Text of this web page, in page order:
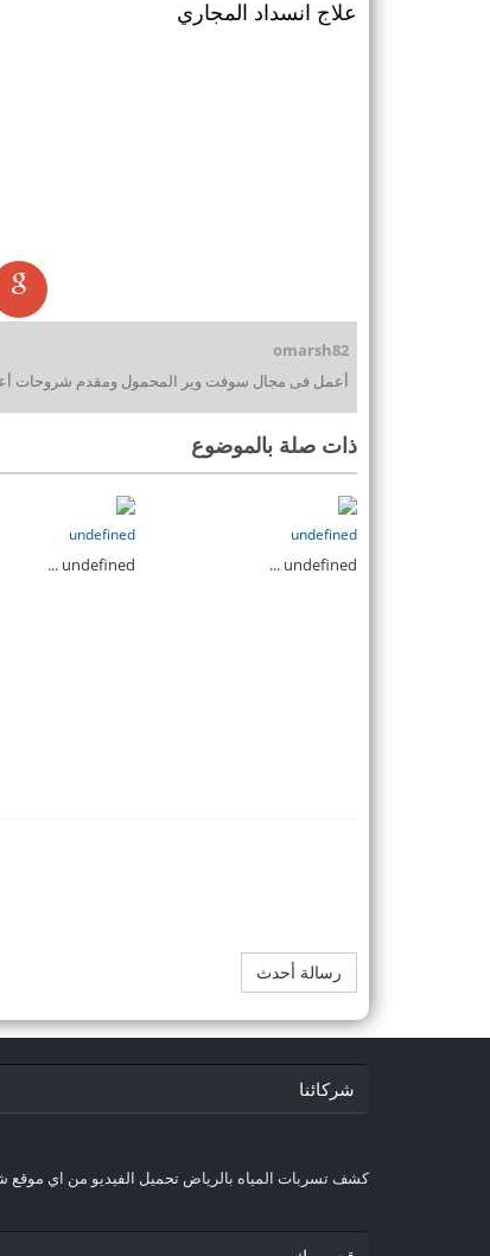
علاج انسداد المجاري
omarsh82
أعمل فى مجال سوفت وير المحمول ومقدم شروحات
ذات صلة بالموضوع
undefined
undefined ...
undefined
undefined ...
رسالة أحدث
شركائنا
كشف تسربات المياه بالرياض تحميل الفيديو من اي موقع